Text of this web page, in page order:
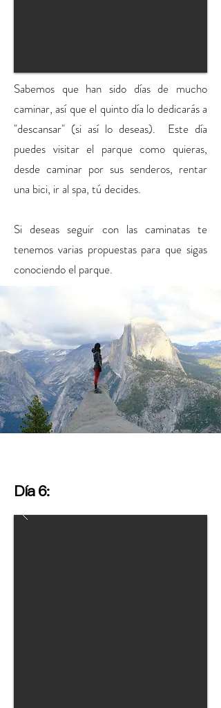
Sabemos que han sido días de mucho
caminar, así que el quinto día lo dedicarás a
"descansar" (si así lo deseas). Este día
puedes visitar el parque como quieras,
desde caminar por sus senderos, rentar
una bici, ir al spa, tú decides.
Si deseas seguir con las caminatas te
tenemos varias propuestas para que sigas
conociendo el parque.
Día 6: